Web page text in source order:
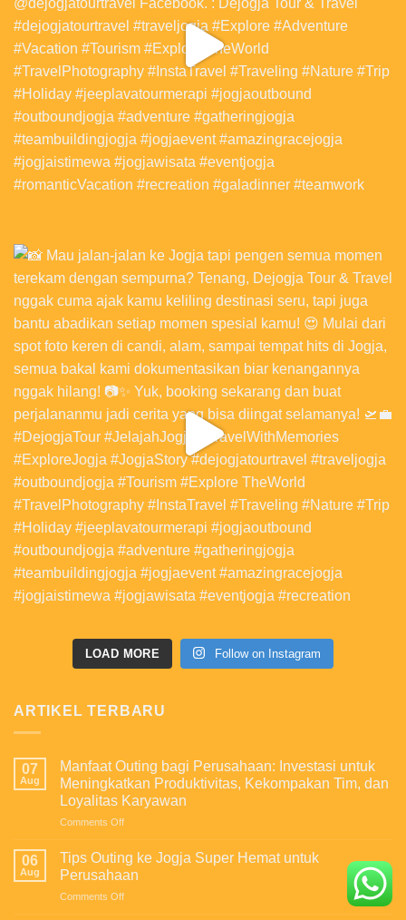
LOAD MORE Follow on Instagram
ARTIKEL TERBARU
07
Aug
Manfaat Outing bagi Perusahaan: Investasi untuk
Meningkatkan Produktivitas, Kekompakan Tim, dan
Loyalitas Karyawan
Comments Offon
Outing
bagi
Perusahaan:
Investasi
06
Aug
Tips Outing ke Jogja Super Hemat untuk
Perusahaan
Comments Offon